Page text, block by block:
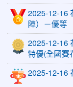
2025-12-16
陣）－優等
2025-12-16
特優(全國賽
2025-12-16